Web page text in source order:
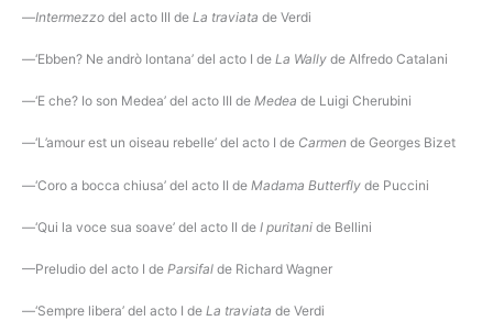
—Intermezzo del acto III de La traviata de Verdi
—‘Ebben? Ne andrò lontana’ del acto I de La Wally de Alfredo Catalani
—‘E che? Io son Medea’ del acto III de Medea de Luigi Cherubini
—‘L’amour est un oiseau rebelle’ del acto I de Carmen de Georges Bizet
—‘Coro a bocca chiusa’ del acto II de Madama Butterfly de Puccini
—‘Qui la voce sua soave’ del acto II de I puritani de Bellini
—Preludio del acto I de Parsifal de Richard Wagner
—‘Sempre libera’ del acto I de La traviata de Verdi